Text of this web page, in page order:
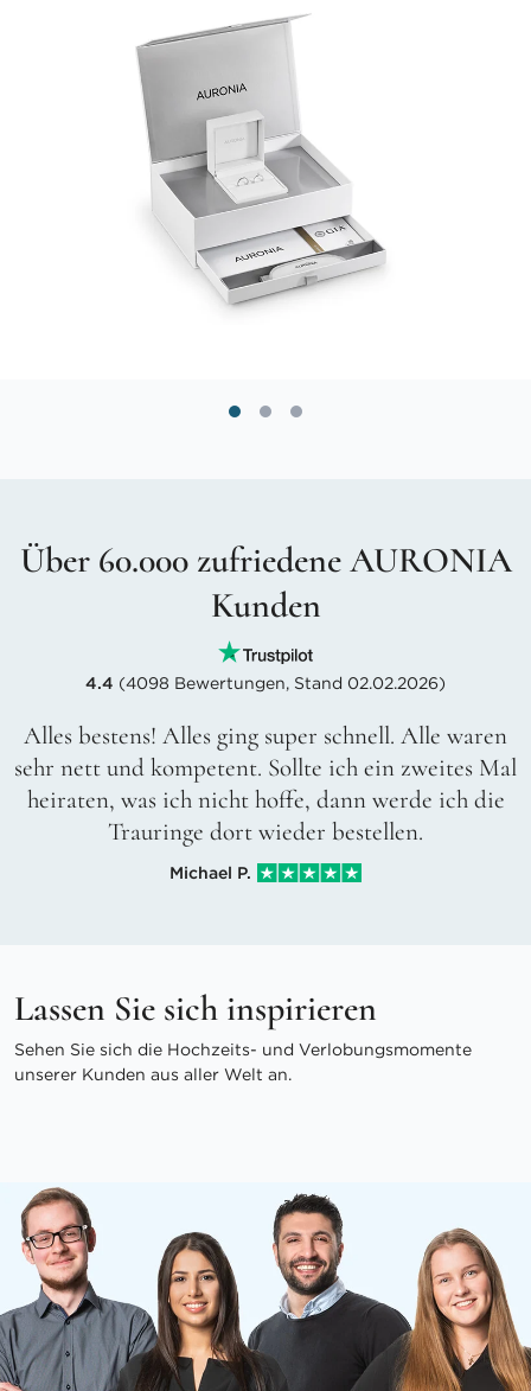
Über 60.000 zufriedene AURONIA
Kunden
4.4 (4098 Bewertungen, Stand 02.02.2026)
Alles bestens! Alles ging super schnell. Alle waren
sehr nett und kompetent. Sollte ich ein zweites Mal
heiraten, was ich nicht hoffe, dann werde ich die
Trauringe dort wieder bestellen.
Michael P.
Lassen Sie sich inspirieren
Sehen Sie sich die Hochzeits- und Verlobungsmomente
unserer Kunden aus aller Welt an.